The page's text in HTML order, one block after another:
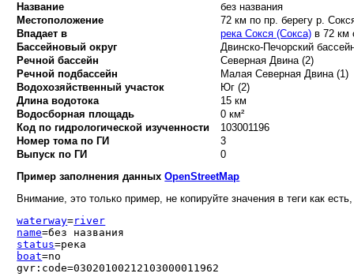
Название
без названия
Местоположение
72 км по пр. берегу р.
Впадает в
река Сокся (Сокса)в 72 км
Бассейновый округ
Двинско-Печорский
Речной бассейн
Северная Двина (2)
Речной подбассейн
Малая Северная Двина (1)
Водохозяйственный участок
Юг (2)
Длина водотока
15 км
Водосборная площадь
0 км²
Код по гидрологической изученности
103001196
Номер тома по ГИ
3
Выпуск по ГИ
0
Пример заполнения данныхOpenStreetMap
Внимание, это только пример, не копируйте значения в теги как
waterway=river
name=без названия
status=река
boat=no
gvr:code=03020100212103000011962